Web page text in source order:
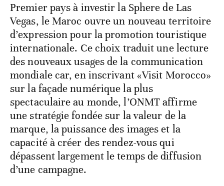
Premier pays à investir la Sphere de Las
Vegas, le Maroc ouvre un nouveau territoire
d’expression pour la promotion touristique
internationale. Ce choix traduit une lecture
des nouveaux usages de la communication
mondiale car, en inscrivant «Visit Morocco»
sur la façade numérique la plus
spectaculaire au monde, l’ONMT affirme
une stratégie fondée sur la valeur de la
marque, la puissance des images et la
capacité à créer des rendez-vous qui
dépassent largement le temps de diffusion
d’une campagne.